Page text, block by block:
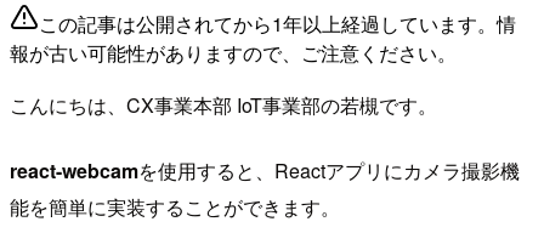
この記事は公開されてから1年以上経過しています。情
報が古い可能性がありますので、ご注意ください。
こんにちは、CX事業本部 IoT事業部の若槻です。
react-webcamを使用すると、Reactアプリにカメラ撮影機
能を簡単に実装することができます。